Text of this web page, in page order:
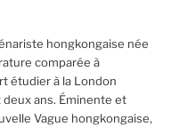
hongkongaise née
comparée à
étudier à la London
ans. Éminente et
Vague hongkongaise,